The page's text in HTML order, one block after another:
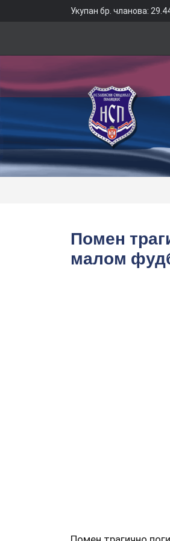
Укупан бр. чланова:
Помен
малом